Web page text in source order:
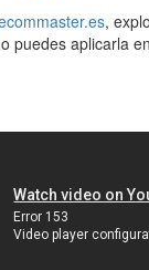
,
puedes aplicarla